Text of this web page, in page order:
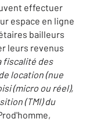
effectuer
espace en ligne
bailleurs
leurs revenus
fiscalité des
location (nue
(micro ou réel),
(TMI) du